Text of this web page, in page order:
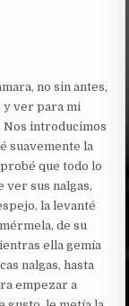
no sin antes,
y ver para mi
Nos introducimos
suavemente la
que todo lo
ver sus nalgas,
la levanté
de su
ella gemía
nalgas, hasta
empezar a